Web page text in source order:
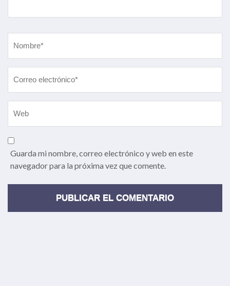
Guarda mi nombre, correo electrónico y web en este
navegador para la próxima vez que comente.